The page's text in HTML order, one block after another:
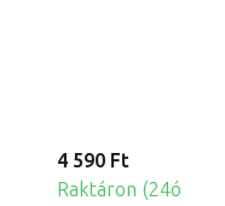
4 590 Ft
Raktáron (24ó